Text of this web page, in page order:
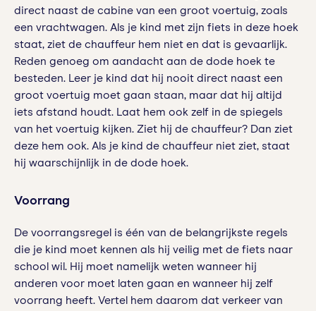
direct naast de cabine van een groot voertuig, zoals
een vrachtwagen. Als je kind met zijn fiets in deze hoek
staat, ziet de chauffeur hem niet en dat is gevaarlijk.
Reden genoeg om aandacht aan de dode hoek te
besteden. Leer je kind dat hij nooit direct naast een
groot voertuig moet gaan staan, maar dat hij altijd
iets afstand houdt. Laat hem ook zelf in de spiegels
van het voertuig kijken. Ziet hij de chauffeur? Dan ziet
deze hem ook. Als je kind de chauffeur niet ziet, staat
hij waarschijnlijk in de dode hoek.
Voorrang
De voorrangsregel is één van de belangrijkste regels
die je kind moet kennen als hij veilig met de fiets naar
school wil. Hij moet namelijk weten wanneer hij
anderen voor moet laten gaan en wanneer hij zelf
voorrang heeft. Vertel hem daarom dat verkeer van